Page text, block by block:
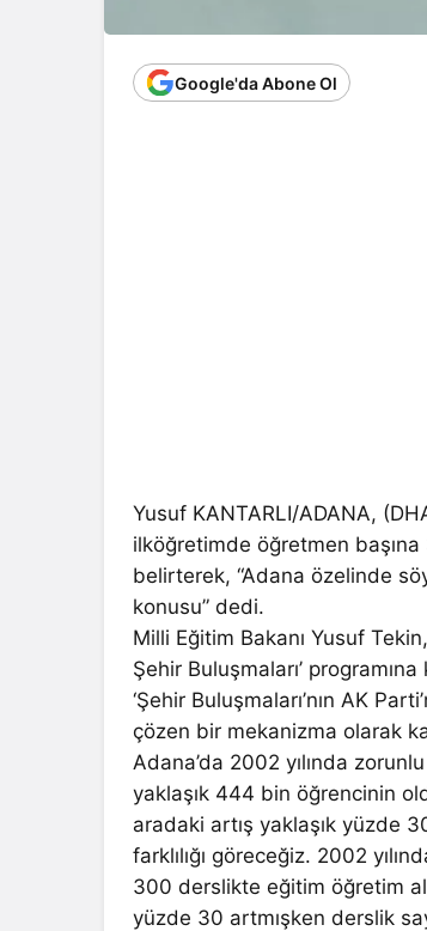
Google'da Abone Ol
Yusuf KANTARLI/ADANA,
ilköğretimde öğretmen
belirterek, “Adana özelinde
konusu” dedi.
Milli Eğitim Bakanı Yusuf
Şehir Buluşmaları’
‘Şehir Buluşmaları’nın AK
çözen bir mekanizma olarak
Adana’da 2002 yılında
yaklaşık 444 bin öğrencinin
aradaki artış yaklaşık yüzde
farklılığı göreceğiz. 2002
300 derslikte eğitim öğretim
yüzde 30 artmışken derslik